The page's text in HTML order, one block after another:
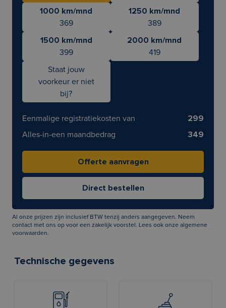
1000 km/mnd
369
1250 km/mnd
389
1500 km/mnd
399
2000 km/mnd
419
Staat jouw
voorkeur er niet
bij?
Eenmalige registratiekosten van
299
Alles-in-een maandbedrag
349
Al onze prijzen zijn inclusief BTW tenzij anders aangegeven. Neem
contact met ons op voor een zakelijk voorstel. Lees ook onze algemene
voorwaarden.
Technische gegevens